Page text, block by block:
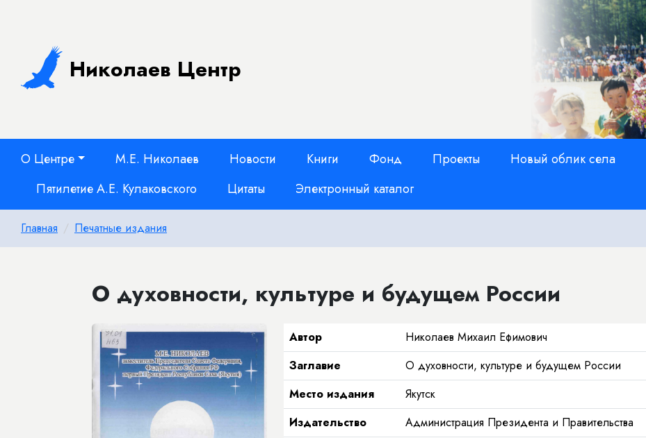
Николаев Центр
О Центре М.Е. Николаев Новости Книги Фонд Проекты Новый облик села
Пятилетие А.Е. Кулаковского
Цитаты Электронный каталог
Главная Печатные издания
О духовности, культуре и будущем России
Автор
Николаев Михаил Ефимович
Заглавие
О духовности, культуре и будущем России
Место издания
Якутск
Издательство
Администрация Президента и Правительства